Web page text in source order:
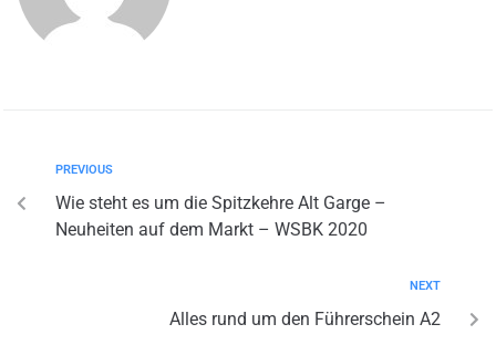
PREVIOUS
Wie steht es um die Spitzkehre Alt Garge –
Neuheiten auf dem Markt – WSBK 2020
NEXT
Alles rund um den Führerschein A2